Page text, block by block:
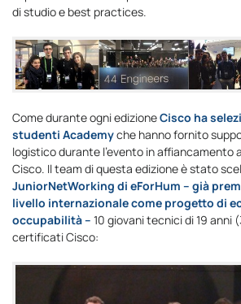
di studio e best practices.
Come durante ogni edizioneCisco ha
studenti Academyche hanno fornito
logistico durante l’evento in affiancamento
Cisco. Il team di questa edizione è stato
JuniorNetWorking di eForHum – già
livello internazionale come progetto di
occupabilità – 10 giovani tecnici di 19 anni
certificati Cisco: